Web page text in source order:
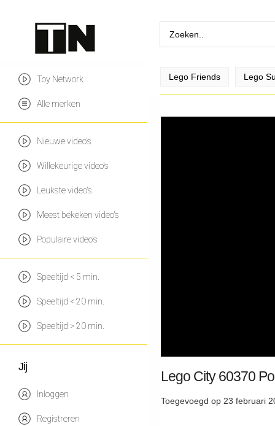
Toy Network
Alle merken
Nieuwe video's
Willekeurige video's
Leukste video's
Meest bekeken video's
Populaire video's
Speeltijd < 5 min.
Speeltijd < 20 min.
Speeltijd > 20 min.
Jij
Inloggen
Registreren
Lego Friends Lego
Lego City 60370
Toegevoegd op 23 februari